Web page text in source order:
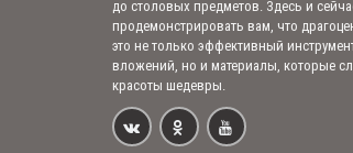
до столовых предметов. Здесь и
продемонстрировать вам, что
это не только эффективный
вложений, но и материалы, которые
красоты шедевры.